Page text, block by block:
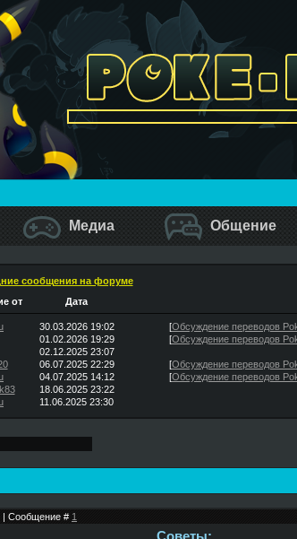
Медиа Общение
сообщения на форуме
от Дата
30.03.2026 19:02 [Обсуждение переводов
01.02.2026 19:29 [Обсуждение переводов
02.12.2025 23:07
06.07.2025 22:29 [Обсуждение переводов
04.07.2025 14:12 [Обсуждение переводов
18.06.2025 23:22
11.06.2025 23:30
| Сообщение # 1